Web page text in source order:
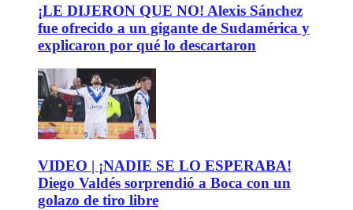
¡LE DIJERON QUE NO! Alexis Sánchez
fue ofrecido a un gigante de Sudamérica y
explicaron por qué lo descartaron
VIDEO | ¡NADIE SE LO ESPERABA!
Diego Valdés sorprendió a Boca con un
golazo de tiro libre